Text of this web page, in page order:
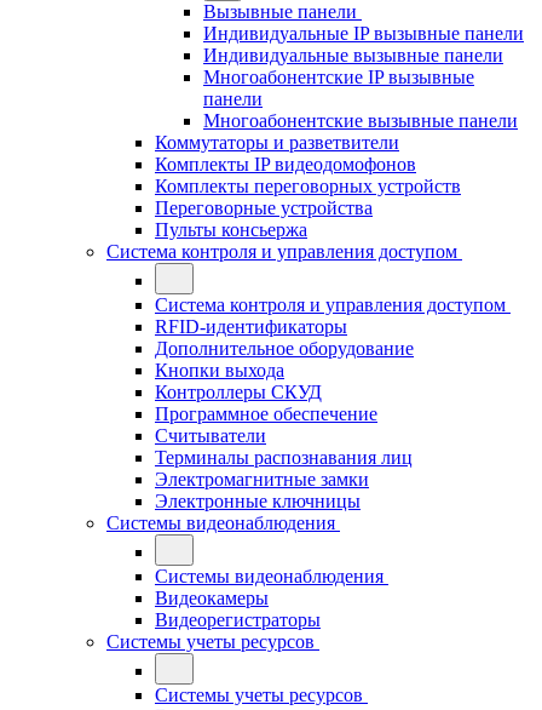
Вызывные панели
Индивидуальные IP вызывные панели
Индивидуальные вызывные панели
Многоабонентские IP вызывные
панели
Многоабонентские вызывные панели
Коммутаторы и разветвители
Комплекты IP видеодомофонов
Комплекты переговорных устройств
Переговорные устройства
Пульты консьержа
Система контроля и управления доступом
Система контроля и управления доступом
RFID-идентификаторы
Дополнительное оборудование
Кнопки выхода
Контроллеры СКУД
Программное обеспечение
Считыватели
Терминалы распознавания лиц
Электромагнитные замки
Электронные ключницы
Системы видеонаблюдения
Системы видеонаблюдения
Видеокамеры
Видеорегистраторы
Системы учеты ресурсов
Системы учеты ресурсов